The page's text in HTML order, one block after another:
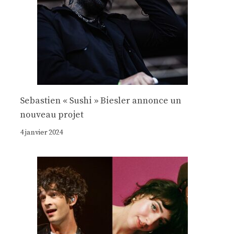
Sebastien « Sushi » Biesler annonce un
nouveau projet
4 janvier 2024